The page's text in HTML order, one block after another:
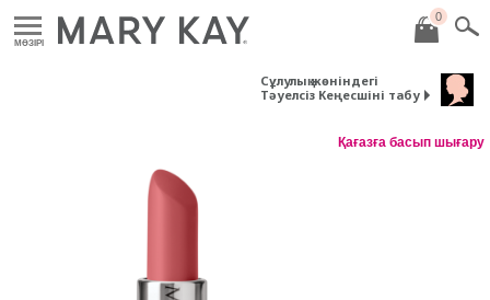
MӘЗІРІ
0
Сұлулық жөніндегі
Тәуелсіз Кеңесшіні табу
Қағазға басып шығару